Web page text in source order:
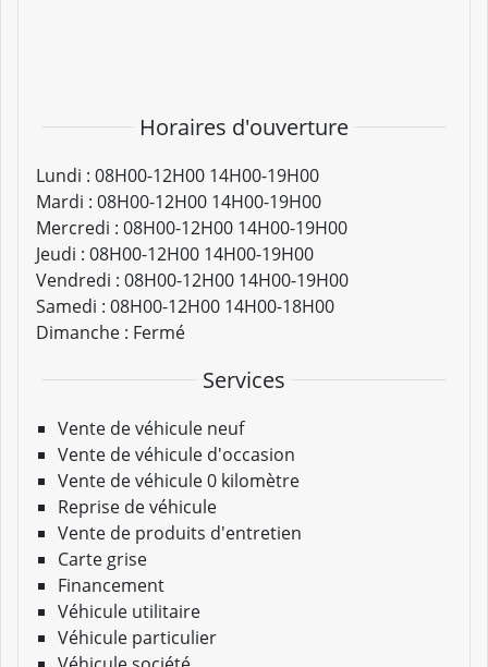
Horaires d'ouverture
Lundi : 08H00-12H00 14H00-19H00
Mardi : 08H00-12H00 14H00-19H00
Mercredi : 08H00-12H00 14H00-19H00
Jeudi : 08H00-12H00 14H00-19H00
Vendredi : 08H00-12H00 14H00-19H00
Samedi : 08H00-12H00 14H00-18H00
Dimanche : Fermé
Services
Vente de véhicule neuf
Vente de véhicule d'occasion
Vente de véhicule 0 kilomètre
Reprise de véhicule
Vente de produits d'entretien
Carte grise
Financement
Véhicule utilitaire
Véhicule particulier